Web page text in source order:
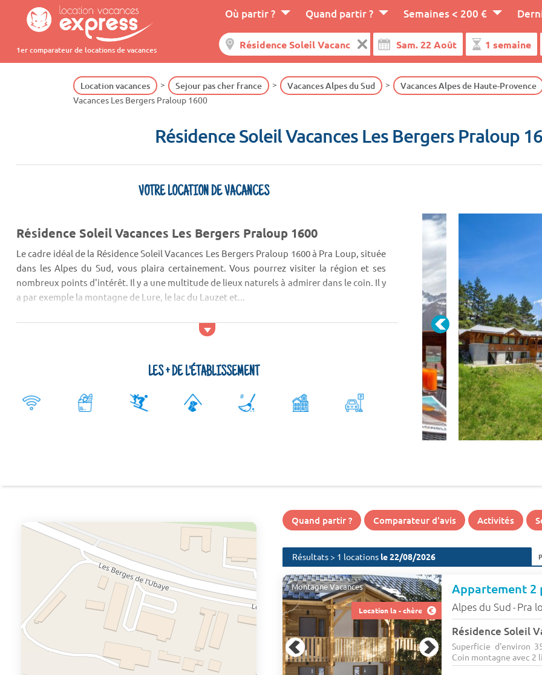
1er comparateur de locations de vacances
Où partir ? Quand partir ? Semaines < 200 €
Location vacances Sejour pas cher france Vacances Alpes du Sud Vacances Alpes de Haute-Provence
Vacances Les Bergers Praloup 1600
Résidence Soleil Vacances Les Bergers Praloup
VOTRE LOCATION DE VACANCES
Résidence Soleil Vacances Les Bergers Praloup 1600
Le cadre idéal de la Résidence Soleil Vacances Les Bergers Praloup 1600 à Pra Loup, située
dans les Alpes du Sud, vous plaira certainement. Vous pourrez visiter la région et ses
nombreux points d'intérêt. Il y a une multitude de lieux naturels à admirer dans le coin. Il y
a par exemple la montagne de Lure, le lac du Lauzet et...
LES + DE L'ÉTABLISSEMENT
Quand partir ? Comparateur d'avis Activités
Résultats > 1 locations le 22/08/2026
Location la - chère
Montagne Vacances
Alpes du Sud - Pra
Superficie d'environ
Coin montagne avec 2